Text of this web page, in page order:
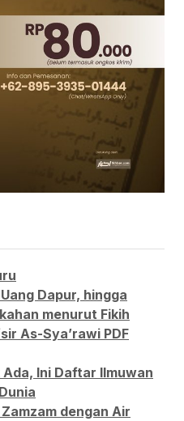
Dapur, hingga
menurut Fikih
As-Sya’rawi PDF
Ini Daftar Ilmuwan
dengan Air